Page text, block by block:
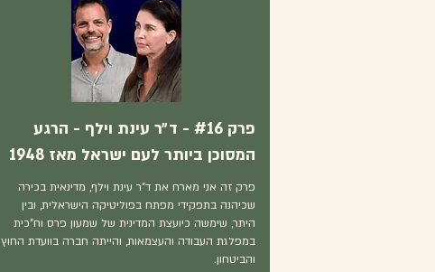
פרק #16 - ד״ר עינת וילף - הרגע
המסוכן ביותר לעם ישראל מאז 1948
פרק זה אני מארח את ד"ר עינת וילף, מדינאית בכירה
שכיהנה בתפקידי מפתח בפוליטיקה הישראלית, ובין
היתר, שימשה כיועצת המדינית של שמעון פרס וח"כית
במפלגת העבודה והעצמאות, והייתה חברה בוועדת החוץ
והביטחון.